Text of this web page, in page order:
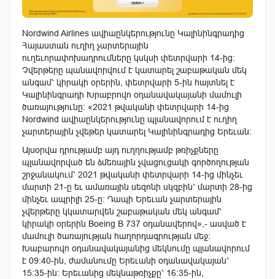
Nordwind Airlines ավիաընկերությունը Կալինինգրադից
Հայաստան ուղիղ չարտերային
ուղեւորափոխադրումները կսկսի փետրվարի 14-ից:
Չվերթերը պանավորվում է կատարել շաբաթական մեկ
անգամ՝ կիրակի օրերին, փետրվարի 5-ին հայտնել է
Կալինինգրադի Խրաբրովո օդանավակայանի մամուլի
ծառայությունը: «2021 թվականի փետրվարի 14-ից
Nordwind ավիաընկերությունը պլանավորում է ուղիղ
չարտերային չվեթեր կատարել Կալինինգրադից Երեւան:
Այսօրվա դրությամբ այդ ուղղությամբ թռիչքները
պլանավորված են ձմեռային չվացուցակի գործողության
շրջանակում՝ 2021 թվականի փետրվարի 14-ից մինչեւ
մարտի 21-ը եւ ամառային սեզոնի սկզբին՝ մարտի 28-ից
մինչեւ ապրիլի 25-ը: Դապի Երեւան չարտերային
չվերթերը կկատարվեն շաբաթական մեկ անգամ՝
կիրակի օրերին Boeing B 737 օդանավերով»,- ասված է
մամուլի ծառայության հաղորդագրության մեջ:
Խաբարովո օդանավակայանից մեկնումը պլանավորում
է 09:40-ին, ժամանումը Երեւանի օդանավակայան՝
15:35-ին: Երեւանից մեկնաթռիչքը՝ 16:35-ին,